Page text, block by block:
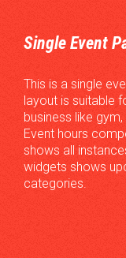
Single Event
This is a single
layout is suitable
business like
Event hours
shows all
widgets shows
categories.